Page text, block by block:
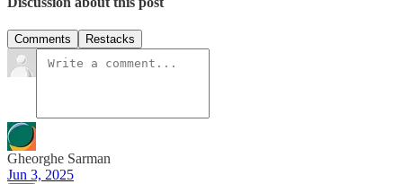
Comments Restacks
Gheorghe Sarman
Jun 3, 2025